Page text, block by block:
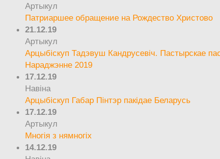
Артыкул
Патриаршее обращение на Рождество Христово
21.12.19
Артыкул
Арцыбіскуп Тадэвуш Кандрусевіч. Пастырскае
Нараджэнне 2019
17.12.19
Навіна
Арцыбіскуп Габар Пінтэр пакідае Беларусь
17.12.19
Артыкул
Многія з нямногіх
14.12.19